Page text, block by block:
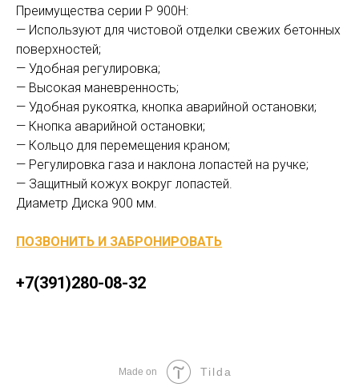
Преимущества серии P 900Н:
— Используют для чистовой отделки свежих бетонных
поверхностей;
— Удобная регулировка;
— Высокая маневренность;
— Удобная рукоятка, кнопка аварийной остановки;
— Кнопка аварийной остановки;
— Кольцо для перемещения краном;
— Регулировка газа и наклона лопастей на ручке;
— Защитный кожух вокруг лопастей.
Диаметр Диска 900 мм.
ПОЗВОНИТЬ И ЗАБРОНИРОВАТЬ
+7(391)280-08-32
Made on Tilda